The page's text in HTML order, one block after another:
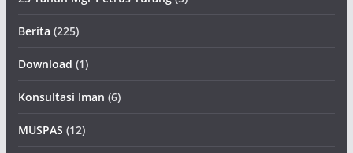
Berita (225)
Download (1)
Konsultasi Iman (6)
MUSPAS (12)